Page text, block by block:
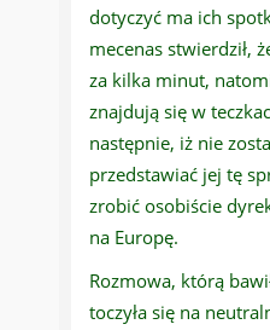
dotyczyć ma ich
mecenas stwierdził,
za kilka minut,
znajdują się w
następnie, iż nie
przedstawiać jej tę
zrobić osobiście
na Europę.
Rozmowa, którą
toczyła się na